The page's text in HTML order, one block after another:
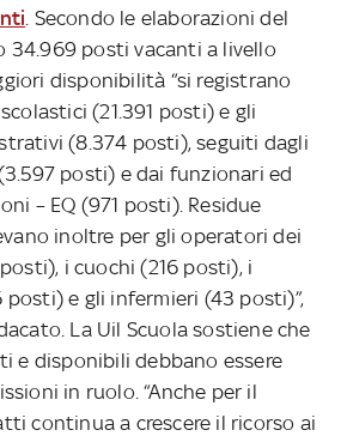
. Secondo le elaborazioni del
34.969 posti vacanti a livello
disponibilità “si registrano
(21.391 posti) e gli
(8.374 posti), seguiti dagli
posti) e dai funzionari ed
– EQ (971 posti). Residue
inoltre per gli operatori dei
i cuochi (216 posti), i
posti) e gli infermieri (43 posti)”,
La Uil Scuola sostiene che
e disponibili debbano essere
in ruolo. “Anche per il
continua a crescere il ricorso ai